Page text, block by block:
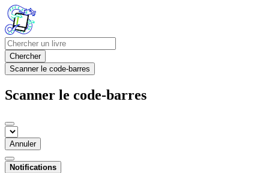
Chercher
Scanner le code-barres
Scanner le code-barres
Annuler
Notifications